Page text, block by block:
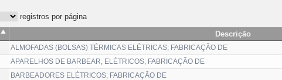
registros por página
Descrição
ALMOFADAS (BOLSAS) TÉRMICAS ELÉTRICAS; FABRICAÇÃO DE
APARELHOS DE BARBEAR, ELÉTRICOS; FABRICAÇÃO DE
BARBEADORES ELÉTRICOS; FABRICAÇÃO DE